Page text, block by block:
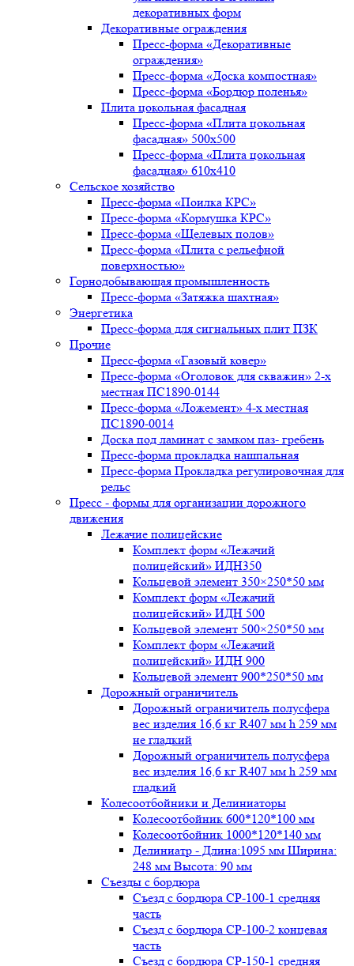
декоративных форм
Декоративные ограждения
Пресс-форма «Декоративные
ограждения»
Пресс-форма «Доска компостная»
Пресс-форма «Бордюр поленья»
Плита цокольная фасадная
Пресс-форма «Плита цокольная
фасадная» 500х500
Пресс-форма «Плита цокольная
фасадная» 610х410
Сельское хозяйство
Пресс-форма «Поилка КРС»
Пресс-форма «Кормушка КРС»
Пресс-форма «Щелевых полов»
Пресс-форма «Плита с рельефной
поверхностью»
Горнодобывающая промышленность
Пресс-форма «Затяжка шахтная»
Энергетика
Пресс-форма для сигнальных плит ПЗК
Прочие
Пресс-форма «Газовый ковер»
Пресс-форма «Оголовок для скважин» 2-х
местная ПС1890-0144
Пресс-форма «Ложемент» 4-х местная
ПС1890-0014
Доска под ламинат с замком паз- гребень
Пресс-форма прокладка нашпальная
Пресс-форма Прокладка регулировочная для
рельс
Пресс - формы для организации дорожного
движения
Лежачие полицейские
Комплект форм «Лежачий
полицейский» ИДН350
Кольцевой элемент 350×250*50 мм
Комплект форм «Лежачий
полицейский» ИДН 500
Кольцевой элемент 500×250*50 мм
Комплект форм «Лежачий
полицейский» ИДН 900
Кольцевой элемент 900*250*50 мм
Дорожный ограничитель
Дорожный ограничитель полусфера
вес изделия 16,6 кг R407 мм h 259 мм
не гладкий
Дорожный ограничитель полусфера
вес изделия 16,6 кг R407 мм h 259 мм
гладкий
Колесоотбойники и Делиниаторы
Колесоотбойник 600*120*100 мм
Колесоотбойник 1000*120*140 мм
Делиниатр - Длина:1095 мм Ширина:
248 мм Высота: 90 мм
Съезды с бордюра
Съезд с бордюра СР-100-1 средняя
часть
Съезд с бордюра СР-100-2 концевая
часть
Съезд с бордюра СР-150-1 средняя